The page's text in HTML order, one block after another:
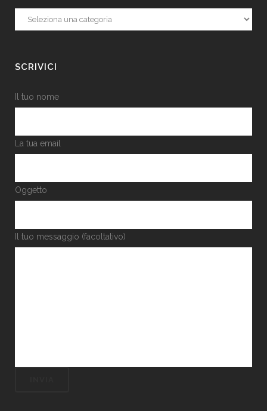
Categorie
SCRIVICI
Il tuo nome
La tua email
Oggetto
Il tuo messaggio (facoltativo)